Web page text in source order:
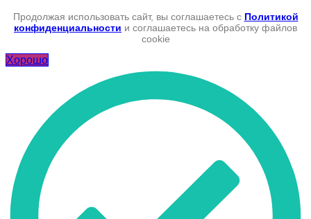
Продолжая использовать сайт, вы соглашаетесь с Политикой
конфиденциальности и соглашаетесь на обработку файлов
cookie
Хорошо